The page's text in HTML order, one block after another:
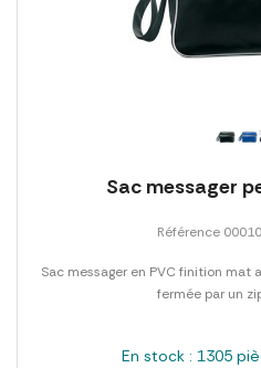
Sac messager
Référence
Sac messager en PVC finition mat
fermée par un
En stock : 1305